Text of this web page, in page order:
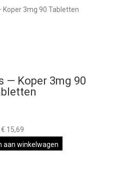
— Koper 3mg 90
€ 15,69
aan winkelwagen